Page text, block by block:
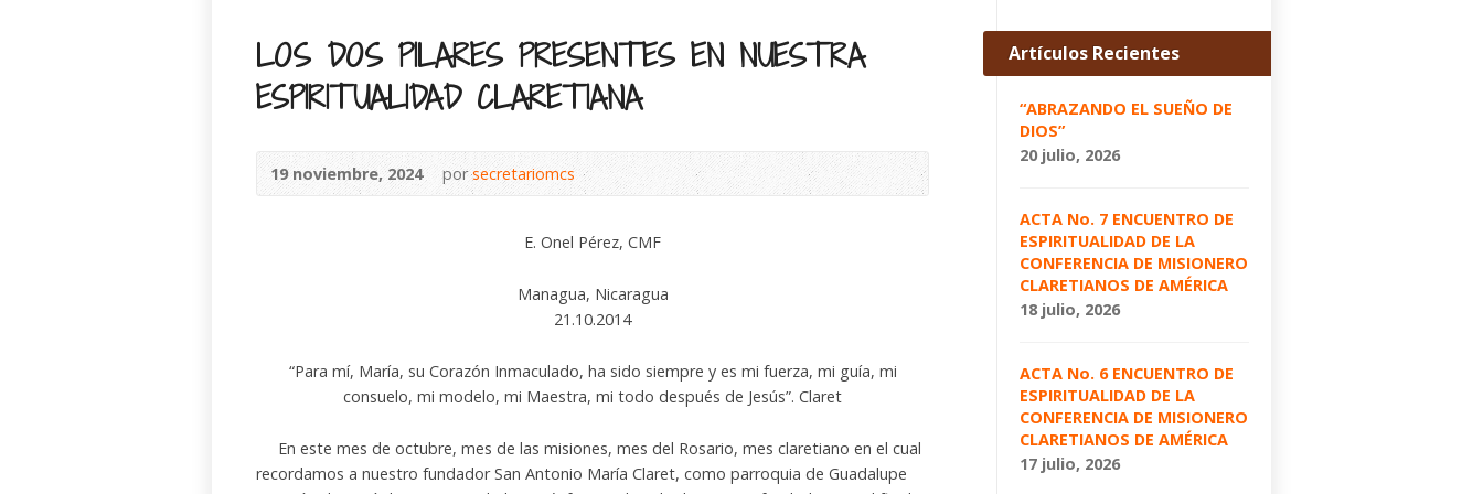
LOS DOS PILARES PRESENTES EN NUESTRA
ESPIRITUALIDAD CLARETIANA
19 noviembre, 2024 porsecretariomcs
E. Onel Pérez, CMF
Managua, Nicaragua
21.10.2014
“Para mí, María, su Corazón Inmaculado, ha sido siempre y es mi fuerza, mi guía, mi
consuelo, mi modelo, mi Maestra, mi todo después de Jesús”. Claret
En este mes de octubre, mes de las misiones, mes del Rosario, mes claretiano en el cual
recordamos a nuestro fundador San Antonio María Claret, como parroquia de Guadalupe
Artículos Recientes
“ABRAZANDO EL SUEÑO DE
DIOS”
20 julio, 2026
ACTA No. 7 ENCUENTRO DE
ESPIRITUALIDAD DE LA
CONFERENCIA DE MISIONERO
CLARETIANOS DE AMÉRICA
18 julio, 2026
ACTA No. 6 ENCUENTRO DE
ESPIRITUALIDAD DE LA
CONFERENCIA DE MISIONERO
CLARETIANOS DE AMÉRICA
17 julio, 2026